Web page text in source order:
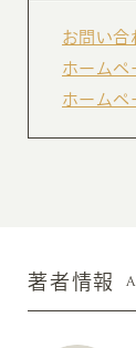
お問い合
ホームペ
ホームペ
著者情報